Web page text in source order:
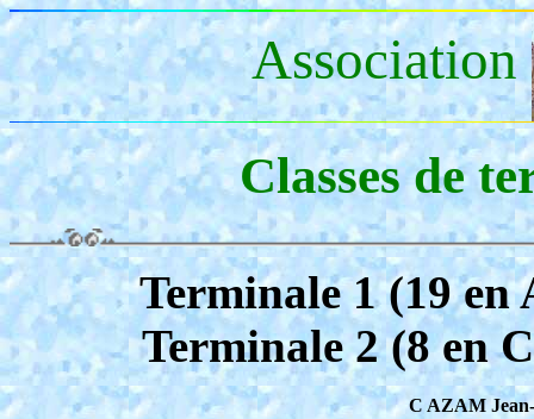
Association
Classes de
Terminale 1 (19 en
Terminale 2 (8 en
C AZAM